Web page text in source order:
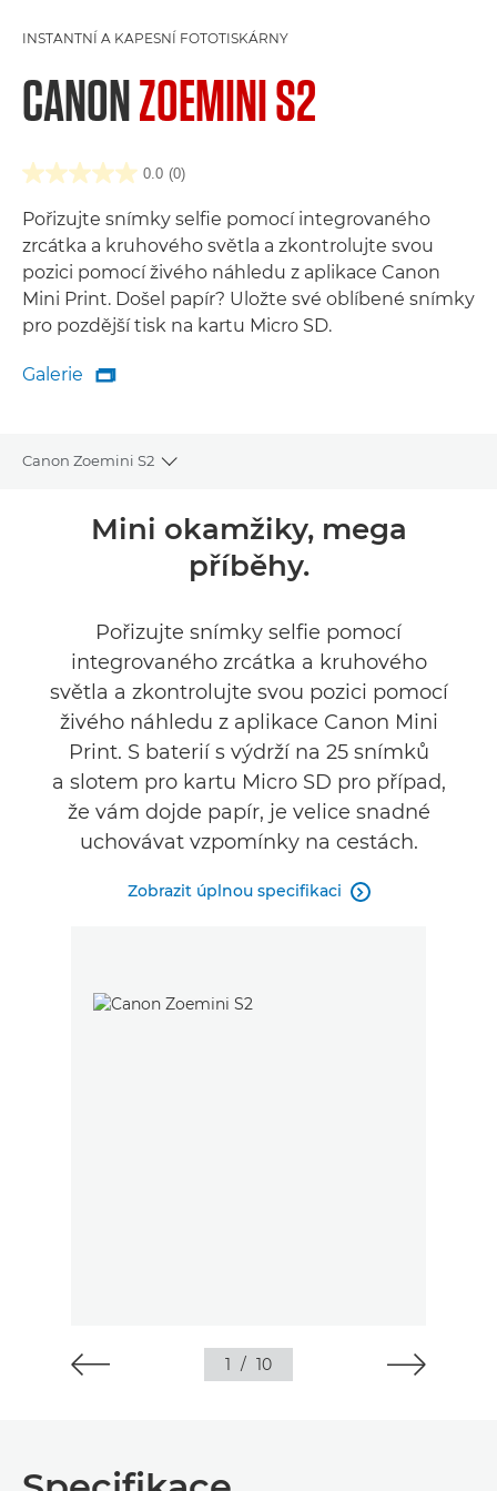
INSTANTNÍ A KAPESNÍ FOTOTISKÁRNY
CANONZOEMINI S2
0.0 (0)
Pořizujte snímky selfie pomocí integrovaného
zrcátka a kruhového světla a zkontrolujte svou
pozici pomocí živého náhledu z aplikace Canon
Mini Print. Došel papír? Uložte své oblíbené snímky
pro pozdější tisk na kartu Micro SD.
Galerie
Galerie

Canon Zoemini S2
Toggle breadcrumbs
Podpora
Mini okamžiky, mega
příběhy.
Pořizujte snímky selfie pomocí
integrovaného zrcátka a kruhového
světla a zkontrolujte svou pozici pomocí
živého náhledu z aplikace Canon Mini
Print. S baterií s výdrží na 25 snímků
a slotem pro kartu Micro SD pro případ,
že vám dojde papír, je velice snadné
uchovávat vzpomínky na cestách.
Zobrazit úplnou specifikaci 
1 / 10